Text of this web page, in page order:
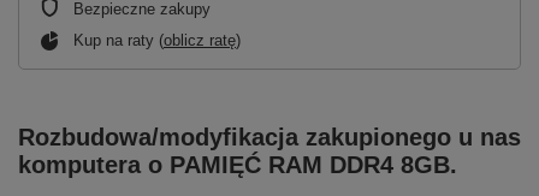
Bezpieczne zakupy
Kup na raty (oblicz ratę)
Rozbudowa/modyfikacja zakupionego u nas
komputera o PAMIĘĆ RAM DDR4 8GB.